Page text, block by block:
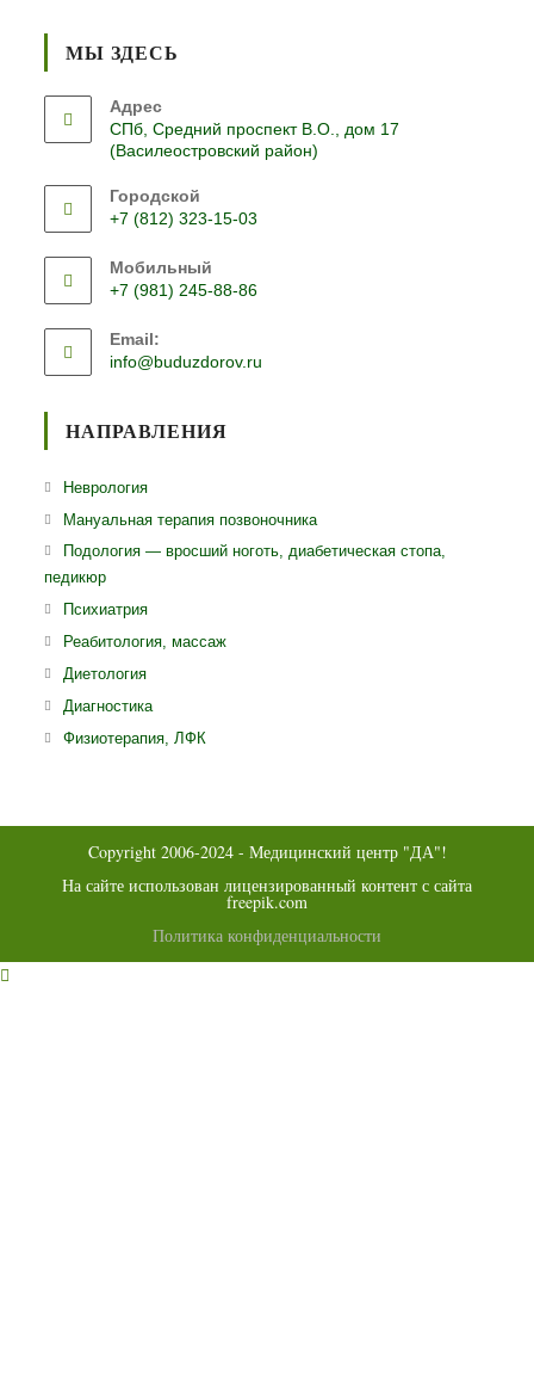
МЫ ЗДЕСЬ
Адрес
СПб, Средний проспект В.О., дом 17
(Василеостровский район)
Городской
+7 (812) 323-15-03
в
вашем
Мобильный
+7 (981) 245-88-86
в
вашем
Email:
info@buduzdorov.ru
НАПРАВЛЕНИЯ
НеврологияОткроется
в
Мануальная терапия позвоночникаОткроется
в
Подология — вросший ноготь, диабетическая стопа,
педикюр
ПсихиатрияОткроется
в
Реабитология, массажОткроется
ДиетологияОткроется
в
ДиагностикаОткроется
в
Физиотерапия, ЛФК
Copyright 2006-2024 - Медицинский центр "ДА"!
На сайте использован лицензированный контент с сайта
freepik.com
Политика конфиденциальности